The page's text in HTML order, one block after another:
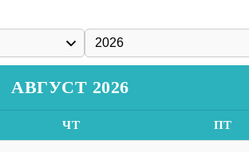
АВГУСТ 2026
ЧТ ПТ